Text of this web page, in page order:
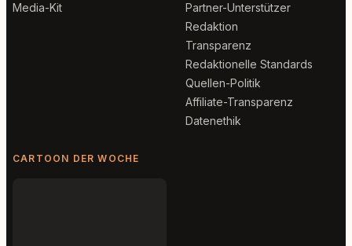
Media-Kit
Partner-Unterstützer
Redaktion
Transparenz
Redaktionelle Standards
Quellen-Politik
Affiliate-Transparenz
Datenethik
CARTOON DER WOCHE